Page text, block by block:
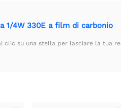
1/4W 330E a film di carbonio
clic su una stella per lasciare la tua